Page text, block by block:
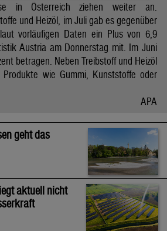
in Österreich ziehen weiter an.
und Heizöl, im Juli gab es gegenüber
vorläufigen Daten ein Plus von 6,9
Austria am Donnerstag mit. Im Juni
betragen. Neben Treibstoff und Heizöl
wie Gummi, Kunststoffe oder
APA
geht das
aktuell nicht